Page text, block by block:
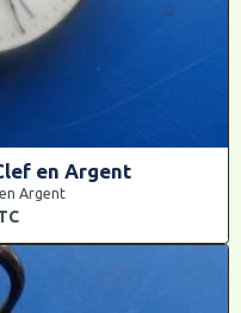
en Argent
Argent